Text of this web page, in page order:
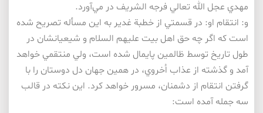
مهدي عجل الله تعالي فرجه الشريف در مي‌آورد.
و: انتقام او: در قسمتي از خطبة غدير به اين مسأله تصريح شده
است كه اگر چه حق اهل بيت عليهم السلام و شيعيانشان در
طول تاريخ توسط ظالمين پايمال شده است، ولي منتقمي خواهد
آمد و گذشته از عذاب اُخروي، در همين جهان دل دوستان را با
گرفتن انتقام از دشمنان، مسرور خواهد كرد. اين نكته در قالب
سه جمله آمده است: